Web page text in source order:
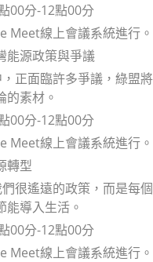
00分-12點00分
Meet線上會議系統進行。
能源政策與爭議
正面臨許多爭議，綠盟
的素材。
00分-12點00分
Meet線上會議系統進行。
轉型
很遙遠的政策，而是每
導入生活。
00分-12點00分
Meet線上會議系統進行。